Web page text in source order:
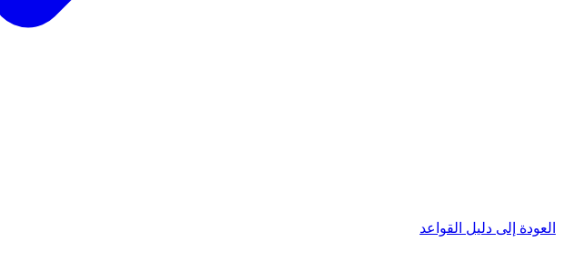
العودة إلى دليل القواعد